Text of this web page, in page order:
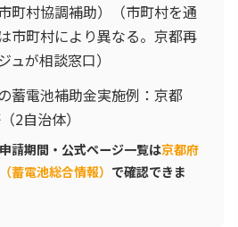
町村協調補助）（市町村を通
市町村により異なる。京都再
ュが相談窓口）
蓄電池補助金実施例：京都
2自治体）
請期間・公式ページ一覧は京都府
蓄電池総合情報） で確認できま